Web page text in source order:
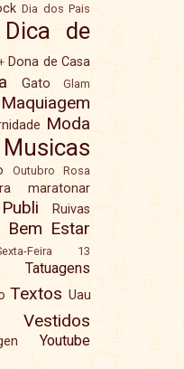
Dia dos Pais
Dica de
Dona de Casa
Gato Glam
Maquiagem
Moda
Musicas
Outubro Rosa
maratonar
Publi Ruivas
Bem Estar
Feira 13
Tatuagens
Textos Uau
Vestidos
Youtube